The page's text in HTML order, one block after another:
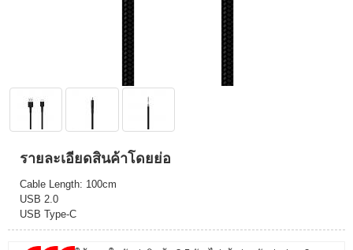
รายละเอียดสินค้าโดยย่อ
Cable Length: 100cm
USB 2.0
USB Type-C